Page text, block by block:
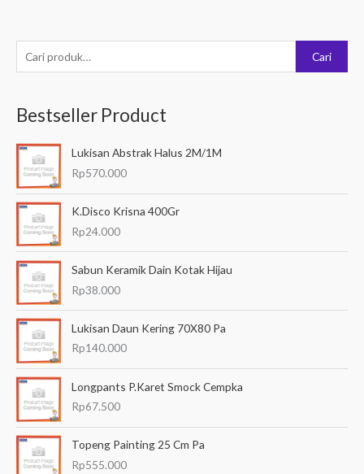
e
c
a
u
n
u
Cari
Bestseller Product
Lukisan Abstrak Halus 2M/1M
Rp570.000
K.Disco Krisna 400Gr
Rp24.000
Sabun Keramik Dain Kotak Hijau
Rp38.000
Lukisan Daun Kering 70X80 Pa
Rp140.000
Longpants P.Karet Smock Cempka
Rp67.500
Topeng Painting 25 Cm Pa
Rp555.000